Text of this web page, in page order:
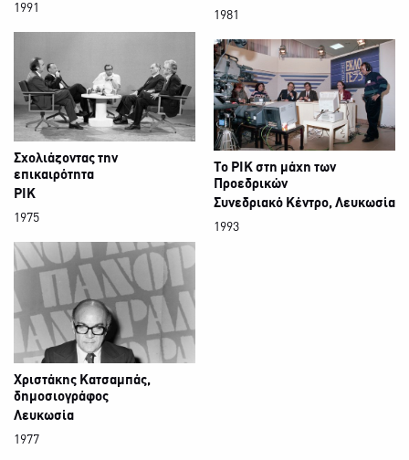
1991
1981
Σχολιάζοντας την
επικαιρότητα
ΡΙΚ
1975
Το ΡΙΚ στη μάχη των
Προεδρικών
Συνεδριακό Κέντρο, Λευκωσία
1993
Χριστάκης Κατσαμπάς,
δημοσιογράφος
Λευκωσία
1977